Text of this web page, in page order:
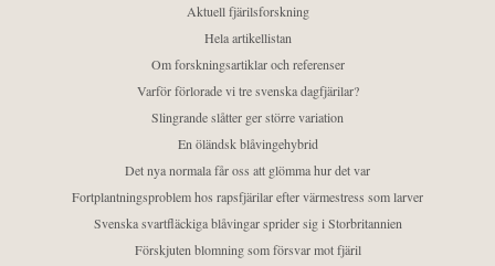
Aktuell fjärilsforskning
Hela artikellistan
Om forskningsartiklar och referenser
Varför förlorade vi tre svenska dagfjärilar?
Slingrande slåtter ger större variation
En öländsk blåvingehybrid
Det nya normala får oss att glömma hur det var
Fortplantningsproblem hos rapsfjärilar efter värmestress som larver
Svenska svartfläckiga blåvingar sprider sig i Storbritannien
Förskjuten blomning som försvar mot fjäril